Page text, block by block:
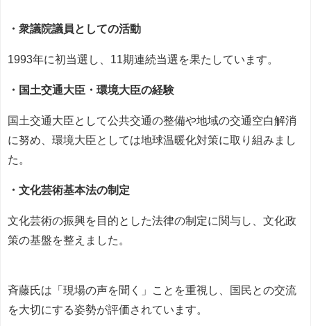
・衆議院議員としての活動
1993年に初当選し、11期連続当選を果たしています。
・国土交通大臣・環境大臣の経験
国土交通大臣として公共交通の整備や地域の交通空白解消
に努め、環境大臣としては地球温暖化対策に取り組みまし
た。
・文化芸術基本法の制定
文化芸術の振興を目的とした法律の制定に関与し、文化政
策の基盤を整えました。
斉藤氏は「現場の声を聞く」ことを重視し、国民との交流
を大切にする姿勢が評価されています。